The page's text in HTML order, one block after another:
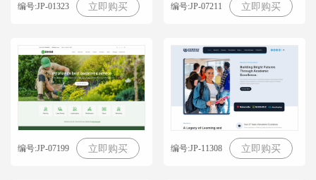
编号:JP-01323 立即购买 编号:JP-07211 立即购买
编号:JP-07199 立即购买 编号:JP-11308 立即购买